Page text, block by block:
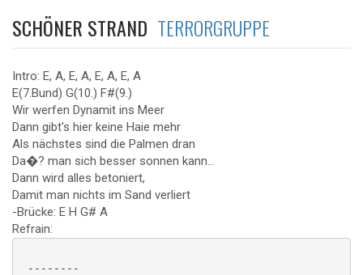
SCHÖNER STRAND TERRORGRUPPE
Intro: E, A, E, A, E, A, E, A
E(7.Bund) G(10.) F#(9.)
Wir werfen Dynamit ins Meer
Dann gibt's hier keine Haie mehr
Als nächstes sind die Palmen dran
Da�? man sich besser sonnen kann...
Dann wird alles betoniert,
Damit man nichts im Sand verliert
-Brücke: E H G# A
Refrain:
--------